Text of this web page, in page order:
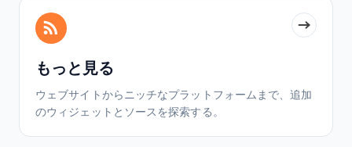
もっと見る
ウェブサイトからニッチなプラットフォームまで、追加
のウィジェットとソースを探索する。